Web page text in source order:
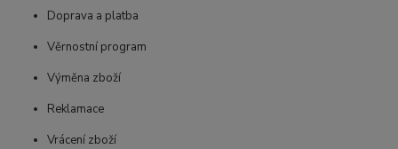
Doprava a platba
Věrnostní program
Výměna zboží
Reklamace
Vrácení zboží